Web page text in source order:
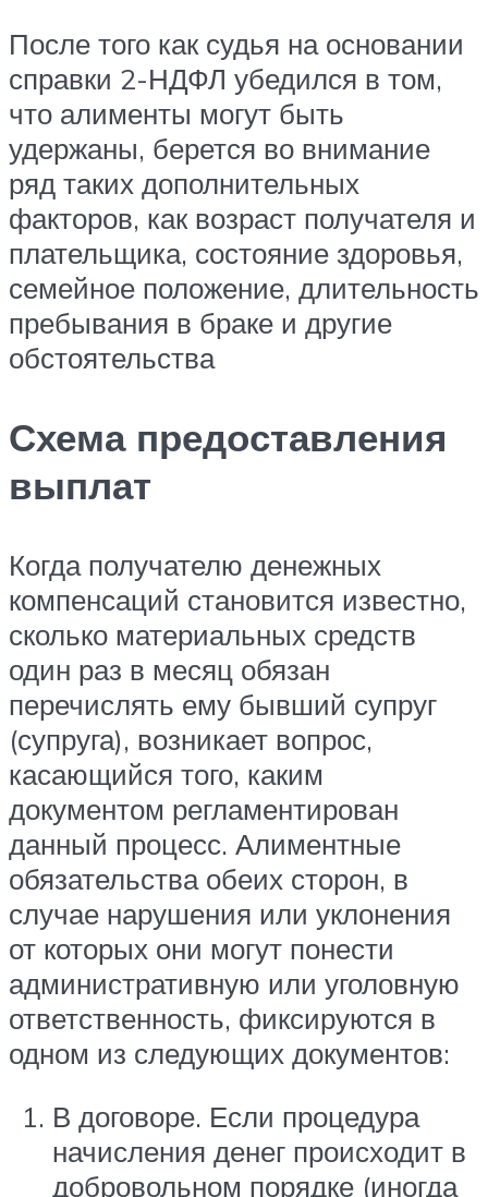
После того как судья на основании
справки 2-НДФЛ убедился в том,
что алименты могут быть
удержаны, берется во внимание
ряд таких дополнительных
факторов, как возраст получателя и
плательщика, состояние здоровья,
семейное положение, длительность
пребывания в браке и другие
обстоятельства
Схема предоставления
выплат
Когда получателю денежных
компенсаций становится известно,
сколько материальных средств
один раз в месяц обязан
перечислять ему бывший супруг
(супруга), возникает вопрос,
касающийся того, каким
документом регламентирован
данный процесс. Алиментные
обязательства обеих сторон, в
случае нарушения или уклонения
от которых они могут понести
административную или уголовную
ответственность, фиксируются в
одном из следующих документов:
В договоре. Если процедура
начисления денег происходит в
добровольном порядке (иногда